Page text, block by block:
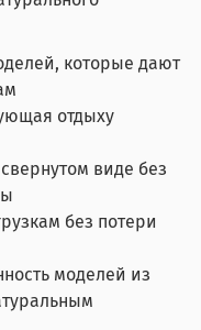
которые дают
отдыху
виде без
без потери
моделей из